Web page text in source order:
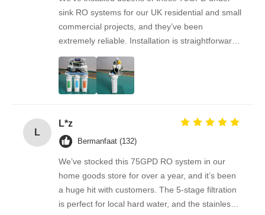
sink RO systems for our UK residential and small
commercial projects, and they’ve been
extremely reliable. Installation is straightforward,
the filters are easy to replace, and the water
quality feedback from clients has been
overwhelmingly positive. The supplier is great to
work with — orders arrive on time, packaging is
consistent. As a repeat buyer, we couldn’t be
happier with both the product and the service.
L
L*z
Bermanfaat (132)
We’ve stocked this 75GPD RO system in our
home goods store for over a year, and it’s been
a huge hit with customers. The 5-stage filtration
is perfect for local hard water, and the stainless